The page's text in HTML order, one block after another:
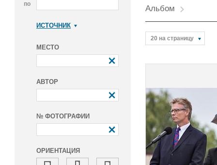
по
ИСТОЧНИК
МЕСТО
АВТОР
№ ФОТОГРАФИИ
ОРИЕНТАЦИЯ
Альбом
20 на страницу